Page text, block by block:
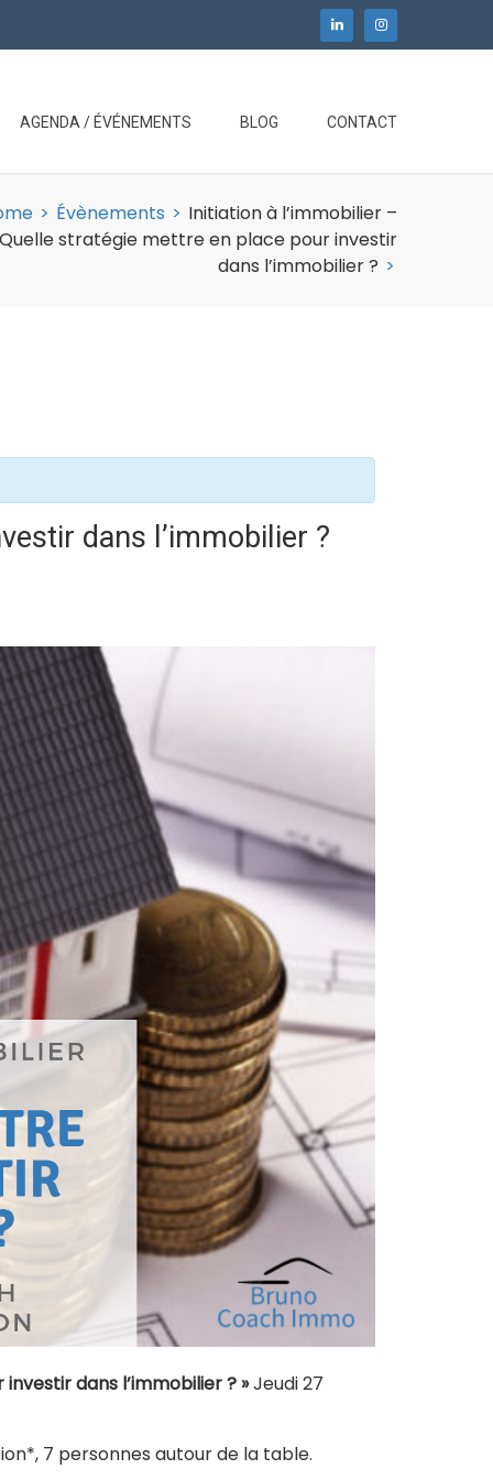
AGENDA / ÉVÉNEMENTS BLOG CONTACT
> Évènements > Initiation à l’immobilier –
stratégie mettre en place pour investir
dans l’immobilier ? >
dans l’immobilier ?
dans l’immobilier ? »Jeudi 27
7 personnes autour de la table.